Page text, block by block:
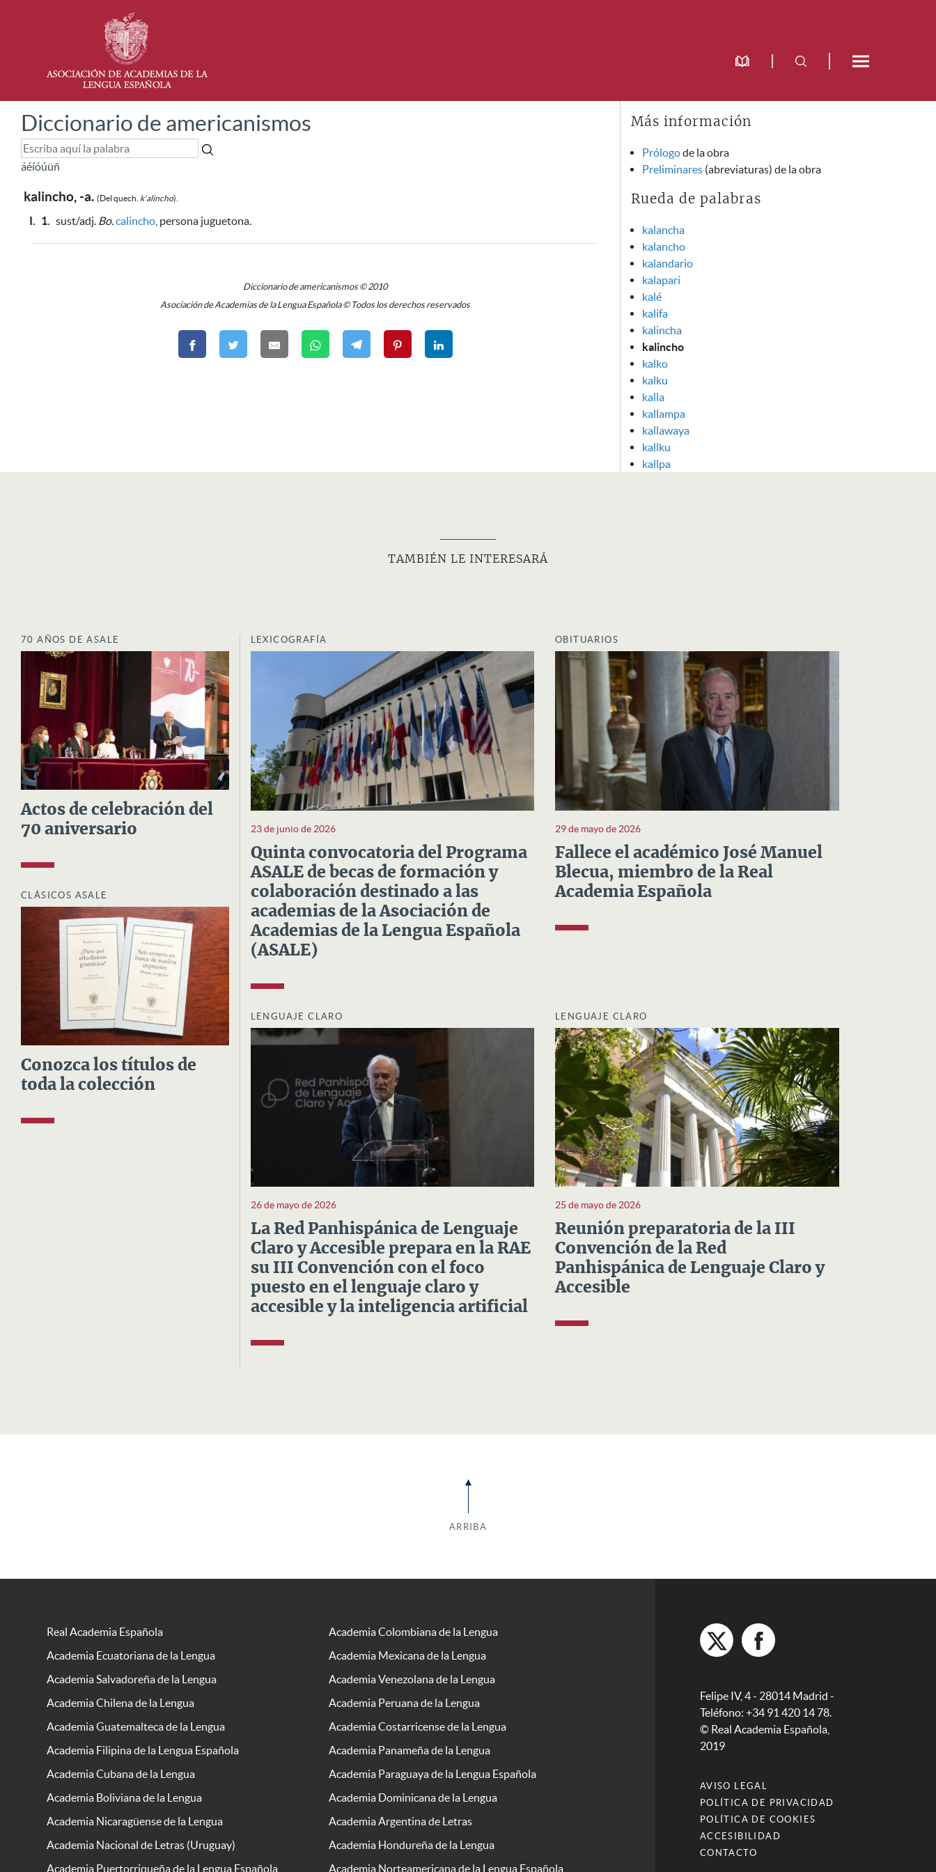
Diccionario de americanismos
áéíóúüñ
kalincho, -a. (Del quech. k'alincho).
I. 1. sust/adj. Bo.calincho , persona juguetona.
Diccionario de americanismos © 2010
Asociación de Academias de la Lengua Española © Todos los derechos reservados
Más información
Prólogode la obra
Preliminares (abreviaturas) de la obra
Rueda de palabras
kalancha
kalancho
kalandario
kalapari
kalé
kalifa
kalincha
kalincho
kalko
kalku
kalla
kallampa
kallawaya
kallku
kallpa
TAMBIÉN LE INTERESARÁ
70 AÑOS DE ASALE
Actos de celebración del
70 aniversario
CLÁSICOS ASALE
Conozca los títulos de
toda la colección
LEXICOGRAFÍA
23 de junio de 2026
Quinta convocatoria del Programa
ASALE de becas de formación y
colaboración destinado a las
academias de la Asociación de
Academias de la Lengua Española
(ASALE)
OBITUARIOS
29 de mayo de 2026
Fallece el académico José Manuel
Blecua, miembro de la Real
Academia Española
LENGUAJE CLARO
26 de mayo de 2026
La Red Panhispánica de Lenguaje
Claro y Accesible prepara en la RAE
su III Convención con el foco
puesto en el lenguaje claro y
accesible y la inteligencia artificial
LENGUAJE CLARO
25 de mayo de 2026
Reunión preparatoria de la III
Convención de la Red
Panhispánica de Lenguaje Claro y
Accesible
ARRIBA
Real Academia Española
Academia Colombiana de la Lengua
Academia Ecuatoriana de la Lengua
Academia Mexicana de la Lengua
Academia Salvadoreña de la Lengua
Academia Venezolana de la Lengua
Academia Chilena de la Lengua
Academia Peruana de la Lengua
Academia Guatemalteca de la Lengua
Academia Costarricense de la Lengua
Academia Filipina de la Lengua Española
Academia Panameña de la Lengua
Academia Cubana de la Lengua
Academia Paraguaya de la Lengua Española
Academia Boliviana de la Lengua
Academia Dominicana de la Lengua
Academia Nicaragüense de la Lengua
Academia Argentina de Letras
Academia Nacional de Letras (Uruguay)
Academia Hondureña de la Lengua
Academia Puertorriqueña de la Lengua Española
Academia Norteamericana de la Lengua Española
Felipe IV, 4 - 28014 Madrid -
Teléfono: +34 91 420 14 78.
© Real Academia Española,
2019
AVISO LEGAL
POLÍTICA DE PRIVACIDAD
POLÍTICA DE COOKIES
ACCESIBILIDAD
CONTACTO